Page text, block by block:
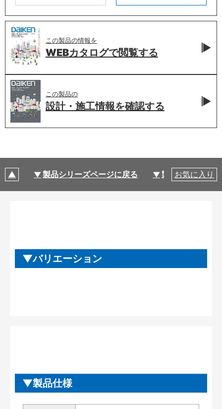
この製品の情報を
WEBカタログで閲覧する
この製品の
設計・施工情報を確認する
製品シリーズページに戻る 製品仕様
お気に入り
バリエーション
製品仕様